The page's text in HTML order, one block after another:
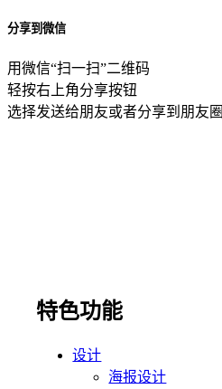
分享到微信
用微信“扫一扫”二维码
轻按右上角分享按钮
选择发送给朋友或者分享到朋友圈
特色功能
设计
海报设计